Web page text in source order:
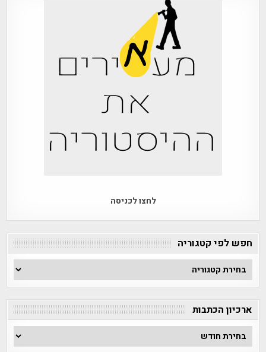
לחצו לכניסה
חפש לפי קטגוריה
חפש
לפי
ארכיון הכתבות
ארכיון
הכתבות